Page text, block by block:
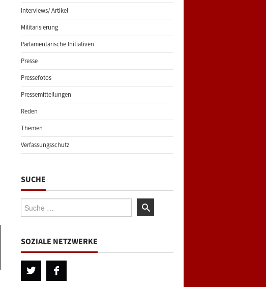
Interviews/ Artikel
Militarisierung
Parlamentarische Initiativen
Presse
Pressefotos
Pressemitteilungen
Reden
Themen
Verfassungsschutz
SUCHE
Suche:
SOZIALE NETZWERKE